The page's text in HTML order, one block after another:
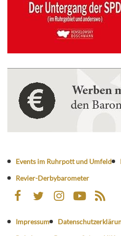
Events im Ruhrpott und Umfeld
Revier-Derbybarometer
Impressum